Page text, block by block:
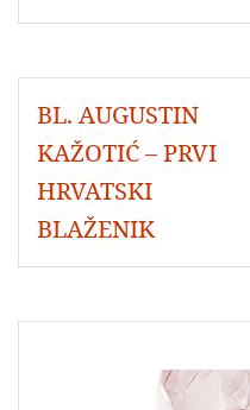
e
o
k
t
A
p
p
t
e
r
i
objava
BL. AUGUSTIN
KAŽOTIĆ – PRVI
HRVATSKI
BLAŽENIK